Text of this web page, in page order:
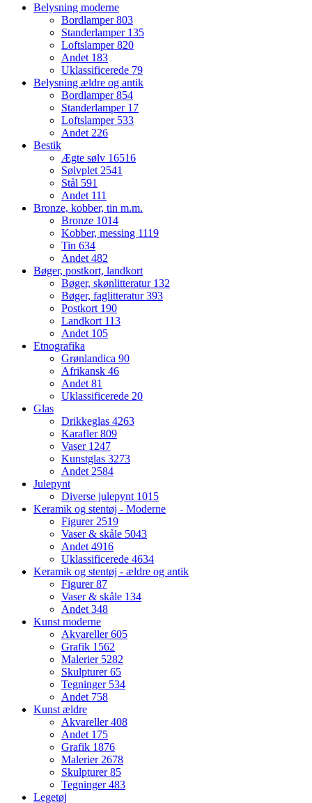
Belysning moderne
Bordlamper803
Standerlamper 135
Loftslamper820
Andet 183
Uklassificerede 79
Belysning ældre og antik
Bordlamper854
Standerlamper 17
Loftslamper 533
Andet 226
Bestik
Ægte sølv 16516
Sølvplet 2541
Stål 591
Andet 111
Bronze, kobber, tin m.m.
Bronze 1014
Kobber, messing 1119
Tin 634
Andet 482
Bøger, postkort, landkort
Bøger, skønlitteratur 132
Bøger, faglitteratur393
Postkort 190
Landkort 113
Andet 105
Etnografika
Grønlandica 90
Afrikansk 46
Andet 81
Uklassificerede 20
Glas
Drikkeglas 4263
Karafler809
Vaser 1247
Kunstglas 3273
Andet 2584
Julepynt
Diverse julepynt 1015
Keramik og stentøj - Moderne
Figurer 2519
Vaser & skåle 5043
Andet 4916
Uklassificerede 4634
Keramik og stentøj - ældre og antik
Figurer87
Vaser & skåle 134
Andet 348
Kunst moderne
Akvareller605
Grafik 1562
Malerier 5282
Skulpturer65
Tegninger 534
Andet 758
Kunst ældre
Akvareller408
Andet 175
Grafik 1876
Malerier 2678
Skulpturer85
Tegninger483
Legetøj